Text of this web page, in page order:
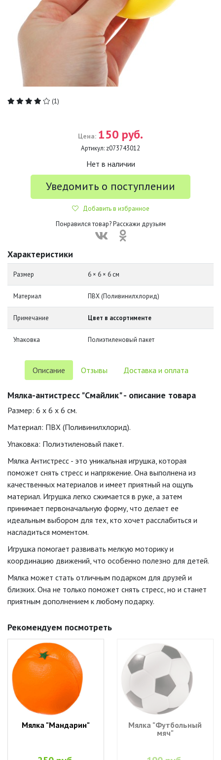
(1)
Цена: 150 руб.
Артикул: z073743012
Нет в наличии
Уведомить о поступлении
Добавить в избранное
Понравился товар? Расскажи друзьям
Характеристики
Размер 6 × 6 × 6 см
Материал ПВХ (Поливинилхлорид)
Примечание Цвет в ассортименте
Упаковка Полиэтиленовый пакет
Описание Отзывы Доставка и оплата
Мялка-антистресс "Смайлик" - описание товара
Размер: 6 х 6 х 6 см.
Материал: ПВХ (Поливинилхлорид).
Упаковка: Полиэтиленовый пакет.
Мялка Антистресс - это уникальная игрушка, которая
поможет снять стресс и напряжение. Она выполнена из
качественных материалов и имеет приятный на ощупь
материал. Игрушка легко сжимается в руке, а затем
принимает первоначальную форму, что делает ее
идеальным выбором для тех, кто хочет расслабиться и
насладиться моментом.
Игрушка помогает развивать мелкую моторику и
координацию движений, что особенно полезно для детей.
Мялка может стать отличным подарком для друзей и
близких. Она не только поможет снять стресс, но и станет
приятным дополнением к любому подарку.
Рекомендуем посмотреть
Мялка "Мандарин"
Мялка "Футбольный
мяч"